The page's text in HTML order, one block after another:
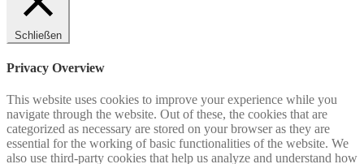
Schließen
Privacy Overview
This website uses cookies to improve your experience while you
navigate through the website. Out of these, the cookies that are
categorized as necessary are stored on your browser as they are
essential for the working of basic functionalities of the website. We
also use third-party cookies that help us analyze and understand how